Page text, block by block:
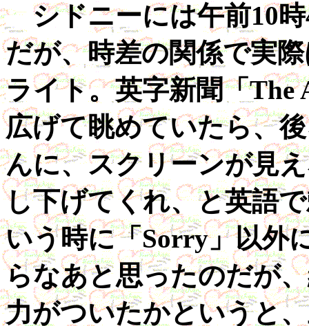
シドニーには午前10時
だが、時差の関係で実
ライト。英字新聞「The
広げて眺めていたら、
んに、スクリーンが見
し下げてくれ、と英語
いう時に「Sorry」以外
らなあと思ったのだが
力がついたかというと